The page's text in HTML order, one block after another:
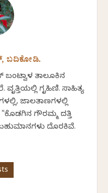
ಬದಿಕೋಡಿ.
ಬಂಟ್ವಾಳ ತಾಲೂಕಿನ
ವೃತ್ತಿಯಲ್ಲಿ ಗೃಹಿಣಿ. ಸಾಹಿತ್ಯ
ಜಾಲತಾಣಗಳಲ್ಲಿ
ಗೌರಮ್ಮ ದತ್ತಿ
ದೊರಕಿವೆ.